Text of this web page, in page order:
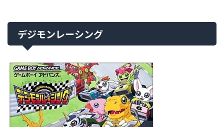
デジモンレーシング